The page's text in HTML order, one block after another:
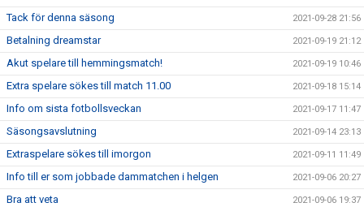
Tack för denna säsong 2021-09-28 21:56
Betalning dreamstar 2021-09-19 21:12
Akut spelare till hemmingsmatch! 2021-09-19 10:46
Extra spelare sökes till match 11.00 2021-09-18 15:14
Info om sista fotbollsveckan 2021-09-17 11:47
Säsongsavslutning 2021-09-14 23:13
Extraspelare sökes till imorgon 2021-09-11 11:49
Info till er som jobbade dammatchen i helgen 2021-09-06 20:27
Bra att veta 2021-09-06 19:37